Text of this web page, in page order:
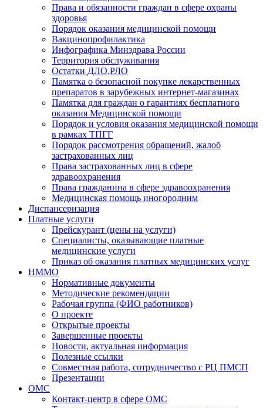
Права и обязанности граждан в сфере охраны
здоровья
Порядок оказания медицинской помощи
Вакцинопрофилактика
Инфографика Минздрава России
Территория обслуживания
Остатки ДЛО,РЛО
Памятка о безопасной покупке лекарственных
препаратов в зарубежных интернет-магазинах
Памятка для граждан о гарантиях бесплатного
оказания Медицинской помощи
Порядок и условия оказания медицинской помощи
в рамках ТПГГ
Порядок рассмотрения обращений, жалоб
застрахованных лиц
Права застрахованных лиц в сфере
здравоохранения
Права гражданина в сфере здравоохранения
Медицинская помощь иногородним
Диспансеризация
Платные услуги
Прейскурант (цены на услуги)
Специалисты, оказывающие платные
медицинские услуги
Приказ об оказания платных медицинских услуг
НММО
Нормативные документы
Методические рекомендации
Рабочая группа (ФИО работников)
О проекте
Открытые проекты
Завершенные проекты
Новости, актуальная информация
Полезные ссылки
Совместная работа, сотрудничество с РЦ ПМСП
Презентации
ОМС
Контакт-центр в сфере ОМС